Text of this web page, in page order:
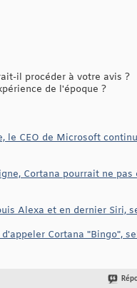
il procéder à votre avis ?
de l'époque ?
le CEO de Microsoft
Cortana pourrait ne
Alexa et en dernier Siri,
Cortana "Bingo",